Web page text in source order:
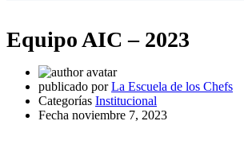
Equipo AIC – 2023
publicado por La Escuela de los Chefs
Categorías Institucional
Fecha noviembre 7, 2023